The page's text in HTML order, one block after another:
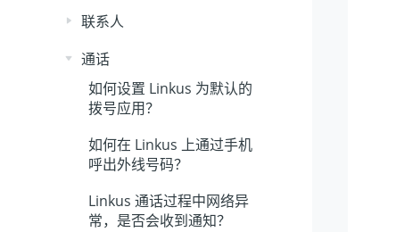
联系人
通话
如何设置 Linkus 为默认的
拨号应用？
如何在 Linkus 上通过手机
呼出外线号码？
Linkus 通话过程中网络异
常，是否会收到通知？